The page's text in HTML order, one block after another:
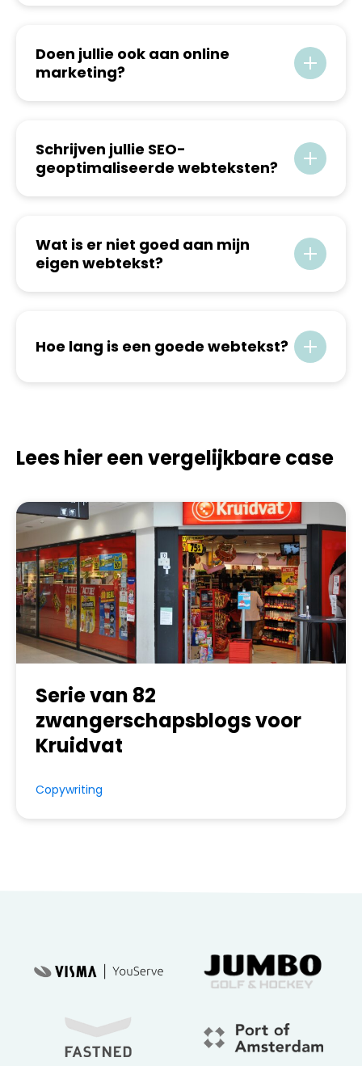
Doen jullie ook aan online
marketing?
Schrijven jullie SEO-
geoptimaliseerde webteksten?
Wat is er niet goed aan mijn
eigen webtekst?
Hoe lang is een goede webtekst?
Lees hier een vergelijkbare case
Serie van 82
zwangerschapsblogs voor
Kruidvat
Copywriting